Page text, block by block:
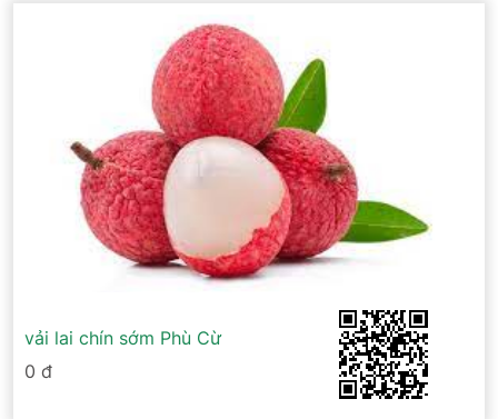
vải lai chín sớm Phù Cừ
0 đ